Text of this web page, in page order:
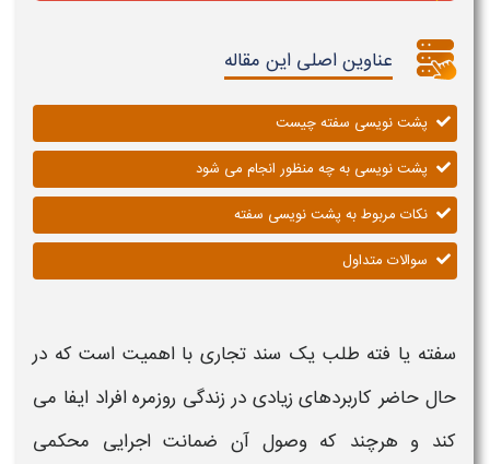
عناوین اصلی این مقاله
پشت نویسی سفته چیست
پشت نویسی به چه منظور انجام می شود
نکات مربوط به پشت نویسی سفته
سوالات متداول
سفته یا فته طلب یک سند تجاری با اهمیت است که در
حال حاضر کاربردهای زیادی در زندگی روزمره افراد ایفا می
کند و هرچند که وصول آن ضمانت اجرایی محکمی